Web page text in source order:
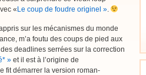
« Le coup de foudre originel ».
appris sur les mécanismes du monde
m’a foutu des coups de pied aux
deadlines serrées sur la correction
»et il est à l’origine de
fit démarrer la version roman-